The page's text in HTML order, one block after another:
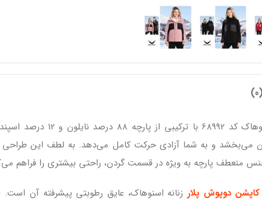
کاپشن دوپوش پلار
می‌بخشد و به شما آزادی حرکت کامل می‌دهد. به لطف این طراحی
منعطف پارچه به ویژه در قسمت گردن، راحتی بیشتری را فراهم
کاپشن دوپوش پلار زنانه اسنوهاک، عایق رطوبتی پیشرفته آن